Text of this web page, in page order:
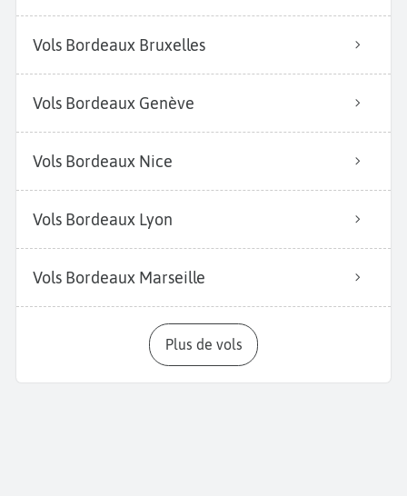
Vols Bordeaux Bruxelles
Vols Bordeaux Genève
Vols Bordeaux Nice
Vols Bordeaux Lyon
Vols Bordeaux Marseille
Plus de vols